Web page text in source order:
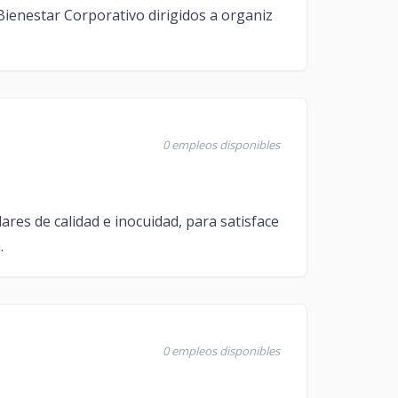
Corporativo dirigidos a organiz
0 empleos disponibles
de calidad e inocuidad, para satisface
0 empleos disponibles